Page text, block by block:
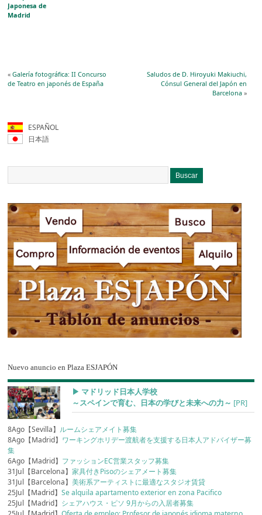
Japonesa de
Madrid
«Galería fotográfica: II Concurso
de Teatro en japonés de España
Saludos de D. Hiroyuki Makiuchi,
Cónsul General del Japón en
Barcelona»
ESPAÑOL
日本語
Nuevo anuncio en Plaza ESJAPÓN
▶︎ マドリッド日本人学校
～スペインで育む、日本の学びと未来への力～ [PR]
8Ago【Sevilla】 ルームシェアメイト募集
8Ago【Madrid】 ワーキングホリデー渡航者を支援する日本人アドバイザー募
集
6Ago【Madrid】 ファッションEC営業スタッフ募集
31Jul【Barcelona】家具付きPisoのシェアメート募集
31Jul【Barcelona】美術系アーティストに最適なスタジオ賃貸
25Jul【Madrid】Se alquila apartamento exterior en zona Pacifico
25Jul【Madrid】 シェアハウス・ピソ 9月からの入居者募集